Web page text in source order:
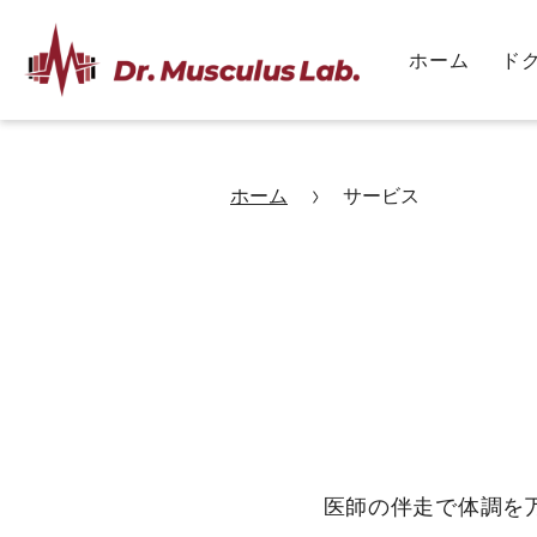
ホーム ド
ホーム サービス
医師の伴走で体調を